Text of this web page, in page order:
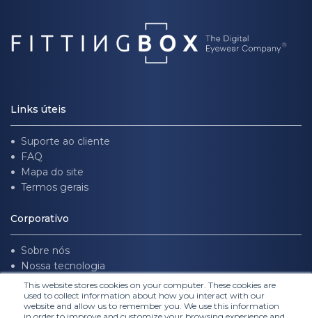
This website stores cookies on your computer. These cookies are
used to collect information about how you interact with our
website and allow us to remember you. We use this information
Links úteis
Suporte ao cliente
FAQ
Mapa do site
Termos gerais
Corporativo
Sobre nós
Nossa tecnologia
Trabalhe conosco
Siga-nos